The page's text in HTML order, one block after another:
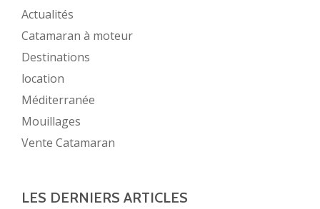
Actualités
Catamaran à moteur
Destinations
location
Méditerranée
Mouillages
Vente Catamaran
LES DERNIERS ARTICLES